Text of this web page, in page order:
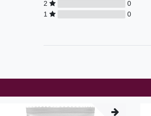
2
0
1
0